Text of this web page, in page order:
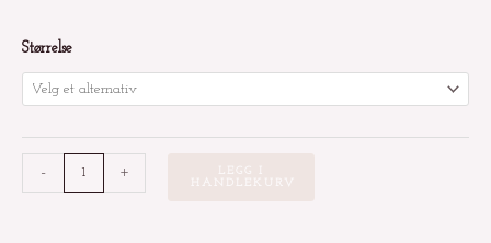
Størrelse
-
Bladring
med
hengende
zirconia
+
LEGG I
HANDLEKURV